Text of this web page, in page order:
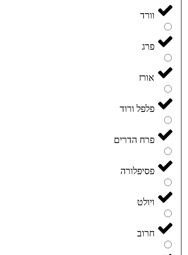
וורד
פרג
אורז
פלפל ורוד
פרח הדרים
פסיפלורה
ויולט
חרוב